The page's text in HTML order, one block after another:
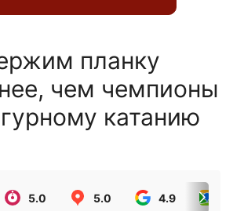
планку
чем чемпионы
катанию
5.0 5.0 4.9